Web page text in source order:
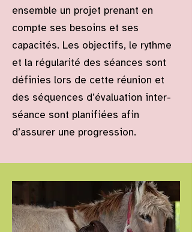
ensemble un projet prenant en
compte ses besoins et ses
capacités. Les objectifs, le rythme
et la régularité des séances sont
définies lors de cette réunion et
des séquences d’évaluation inter-
séance sont planifiées afin
d’assurer une progression.